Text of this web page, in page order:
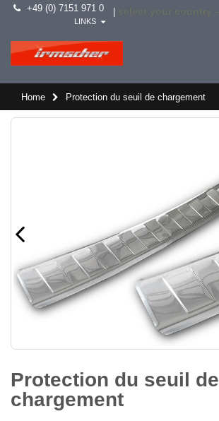
+49 (0) 7151 971 0
LINKS
Home Protection du seuil de chargement
Protection du seuil de
chargement